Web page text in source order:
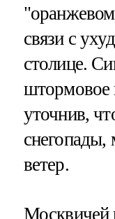
связи с
столице.
штормовое
уточнив,
снегопады,
ветер.
Москвичей